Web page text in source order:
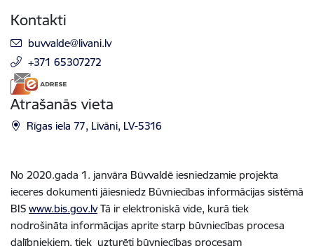
Kontakti
E-pasts:
buvvalde@livani.lv
+371 65307272
Atrašanās vieta
Rīgas iela 77, Līvāni, LV-5316
No 2020.gada 1. janvāra Būvvaldē iesniedzamie projekta
ieceres dokumenti jāiesniedz Būvniecības informācijas sistēmā
BIS www.bis.gov.lvTā ir elektroniskā vide, kurā tiek
nodrošināta informācijas aprite starp būvniecības procesa
dalībniekiem, tiek uzturēti būvniecības procesam